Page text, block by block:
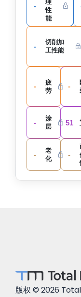
-
理
性
能
-
切削加
工性能
-
疲
劳
-
-
涂
层
51
-
老
化
-
版权 © 2026 Total